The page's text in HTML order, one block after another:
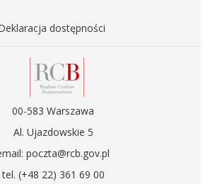
dostępności
00-583 Warszawa
Al. Ujazdowskie 5
poczta@rcb.gov.pl
tel. (+48 22) 361 69 00